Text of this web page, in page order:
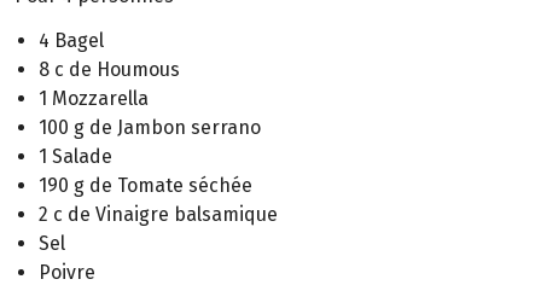
4 Bagel
8 c de Houmous
1 Mozzarella
100 g de Jambon serrano
1 Salade
190 g de Tomate séchée
2 c de Vinaigre balsamique
Sel
Poivre